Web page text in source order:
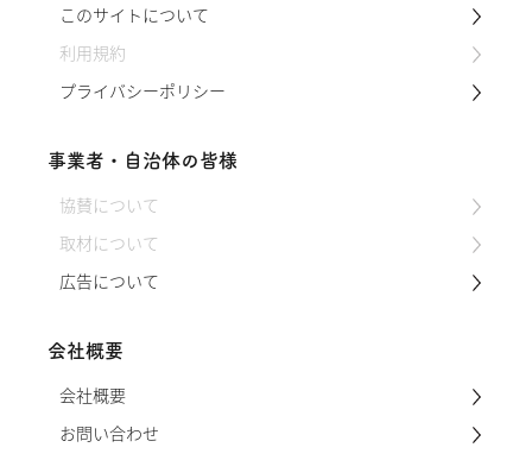
このサイトについて
利用規約
プライバシーポリシー
事業者・自治体の皆様
協賛について
取材について
広告について
会社概要
会社概要
お問い合わせ